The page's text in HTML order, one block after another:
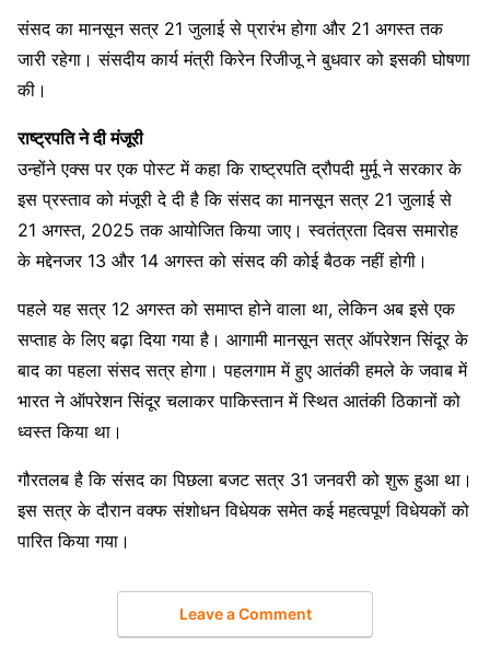
संसद का मानसून सत्र 21 जुलाई से प्रारंभ होगा और 21 अगस्त तक
जारी रहेगा। संसदीय कार्य मंत्री किरेन रिजीजू ने बुधवार को इसकी घोषणा
की।
राष्ट्रपति ने दी मंजूरी
उन्होंने एक्स पर एक पोस्ट में कहा कि राष्ट्रपति द्रौपदी मुर्मू ने सरकार के
इस प्रस्ताव को मंजूरी दे दी है कि संसद का मानसून सत्र 21 जुलाई से
21 अगस्त, 2025 तक आयोजित किया जाए। स्वतंत्रता दिवस समारोह
के मद्देनजर 13 और 14 अगस्त को संसद की कोई बैठक नहीं होगी।
पहले यह सत्र 12 अगस्त को समाप्त होने वाला था, लेकिन अब इसे एक
सप्ताह के लिए बढ़ा दिया गया है। आगामी मानसून सत्र ऑपरेशन सिंदूर के
बाद का पहला संसद सत्र होगा। पहलगाम में हुए आतंकी हमले के जवाब में
भारत ने ऑपरेशन सिंदूर चलाकर पाकिस्तान में स्थित आतंकी ठिकानों को
ध्वस्त किया था।
गौरतलब है कि संसद का पिछला बजट सत्र 31 जनवरी को शुरू हुआ था।
इस सत्र के दौरान वक्फ संशोधन विधेयक समेत कई महत्वपूर्ण विधेयकों को
पारित किया गया।
Leave a Comment